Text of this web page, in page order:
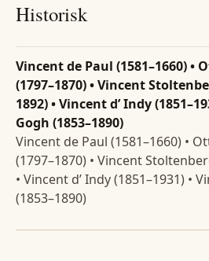
Historisk
Vincent de Paul (1581–1660) •
(1797–1870) • Vincent
1892) • Vincent d’ Indy
Gogh (1853–1890)
Vincent de Paul (1581–1660) •
(1797–1870) • Vincent
• Vincent d’ Indy (1851–1931) •
(1853–1890)